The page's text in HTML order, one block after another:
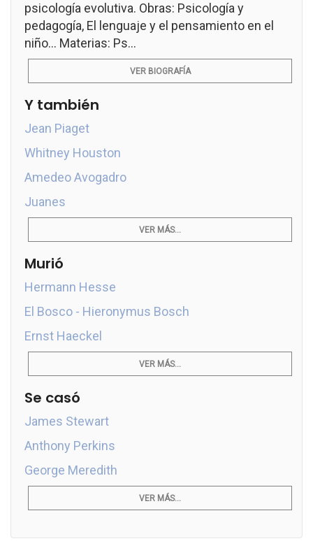
psicología evolutiva. Obras: Psicología y
pedagogía, El lenguaje y el pensamiento en el
niño... Materias: Ps...
VER BIOGRAFÍA
Y también
Jean Piaget
Whitney Houston
Amedeo Avogadro
Juanes
VER MÁS...
Murió
Hermann Hesse
El Bosco - Hieronymus Bosch
Ernst Haeckel
VER MÁS...
Se casó
James Stewart
Anthony Perkins
George Meredith
VER MÁS...